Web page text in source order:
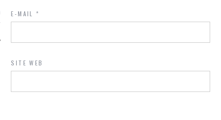
sur la-femme-qui-
MOI SUR
E-MAIL*
SITE WEB